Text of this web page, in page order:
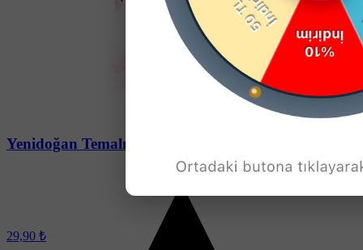
Yenidoğan Temalı Balon Açacak Magneti
29,90 ₺